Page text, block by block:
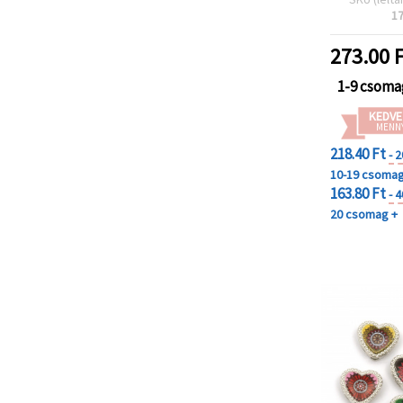
273.00
1-9
218.40 Ft-
10-19
163.80 Ft-
20 csomag +